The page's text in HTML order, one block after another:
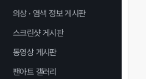
의상 · 염색 정보 게시판
스크린샷 게시판
동영상 게시판
팬아트 갤러리